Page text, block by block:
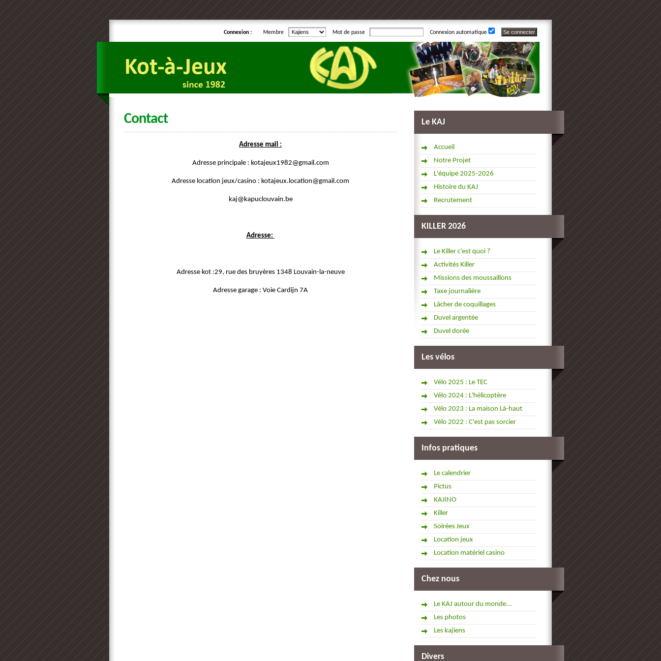
Connexion : Membre Mot de passe Connexion automatique
Le KAJ
Accueil
Notre Projet
L'équipe 2025-2026
Histoire du KAJ
Recrutement
KILLER 2026
Le Killer c’est quoi ?
Activités Killer
Missions des moussaillons
Taxe journalière
Lâcher de coquillages
Duvel argentée
Duvel dorée
Les vélos
Vélo 2025 : Le TEC
Vélo 2024 : L'hélicoptère
Vélo 2023 : La maison Là-haut
Vélo 2022 : C'est pas sorcier
Infos pratiques
Le calendrier
Pictus
KAJINO
Killer
Soirées Jeux
Location jeux
Location matériel casino
Chez nous
Le KAJ autour du monde...
Les photos
Les kajiens
Divers
Contact
Adresse mail :
Adresse principale : kotajeux1982@gmail.com
Adresse location jeux/casino : kotajeux.location@gmail.com
kaj@kapuclouvain.be
Adresse:
Adresse kot :29, rue des bruyères 1348 Louvain-la-neuve
Adresse garage : Voie Cardijn 7A